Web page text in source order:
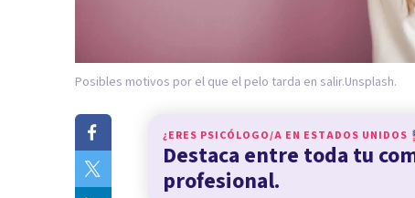
Posibles motivos por el que el pelo tarda en salir.Unsplash.
¿ERES PSICÓLOGO/A EN ESTADOS UNIDOS
Destaca entre toda tu
profesional.